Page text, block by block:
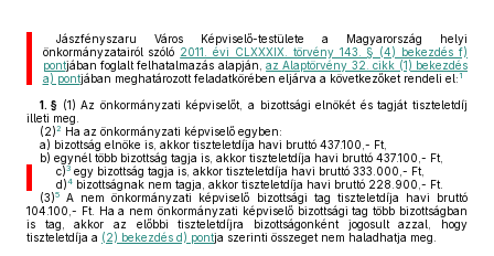
Jászfényszaru Város Képviselő-testülete a Magyarország helyi
önkormányzatairól szóló 2011. évi CLXXXIX. törvény 143. § (4) bekezdés f)
pontjában foglalt felhatalmazás alapján,az Alaptörvény 32. cikk (1) bekezdés
a) pontjában meghatározott feladatkörében eljárva a következőket rendeli el: 1
1. § (1) Az önkormányzati képviselőt, a bizottsági elnökét és tagját tiszteletdíj
illeti meg.
(2)2 Ha az önkormányzati képviselő egyben:
a) bizottság elnöke is, akkor tiszteletdíja havi bruttó 437.100,- Ft,
b) egynél több bizottság tagja is, akkor tiszteletdíja havi bruttó 437.100,- Ft,
c)3egy bizottság tagja is, akkor tiszteletdíja havi bruttó 333.000,- Ft,
d)4bizottságnak nem tagja, akkor tiszteletdíja havi bruttó 228.900,- Ft.
(3)5
A nem önkormányzati képviselő bizottsági tag tiszteletdíja havi bruttó
104.100,- Ft. Ha a nem önkormányzati képviselő bizottsági tag több bizottságban
is tag, akkor az előbbi tiszteletdíjra bizottságonként jogosult azzal, hogy
tiszteletdíja a (2) bekezdés d) pontja szerinti összeget nem haladhatja meg.